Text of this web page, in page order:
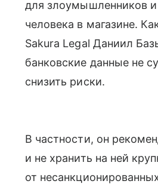
для злоумышленников и
человека в магазине.
Sakura Legal Даниил
банковские данные не
снизить риски.
В частности, он
и не хранить на ней
от